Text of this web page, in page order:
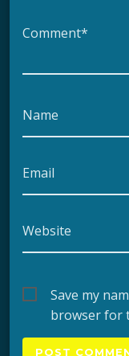
Comment*
Name
Email
Website
Save my
browser for